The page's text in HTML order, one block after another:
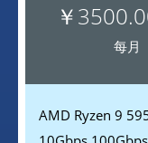
￥
每月
AMD Ryzen 9